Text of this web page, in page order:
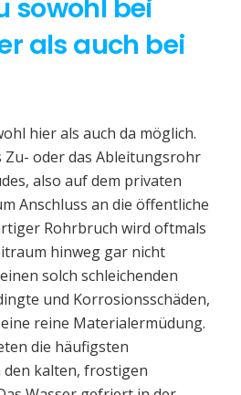
sowohl bei
als auch bei
hier als auch da möglich.
Zu- oder das Ableitungsrohr
also auf dem privaten
Anschluss an die öffentliche
Rohrbruch wird oftmals
hinweg gar nicht
solch schleichenden
und Korrosionsschäden,
reine Materialermüdung.
die häufigsten
kalten, frostigen